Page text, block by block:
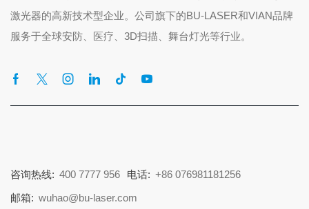
激光器的高新技术型企业。公司旗下的BU-LASER和VIAN品牌
服务于全球安防、医疗、3D扫描、舞台灯光等行业。
咨询热线: 400 7777 956 电话: +86 076981181256
邮箱: wuhao@bu-laser.com